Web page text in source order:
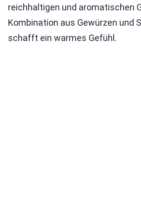
reichhaltigen und aromatischen
Kombination aus Gewürzen und
schafft ein warmes Gefühl.